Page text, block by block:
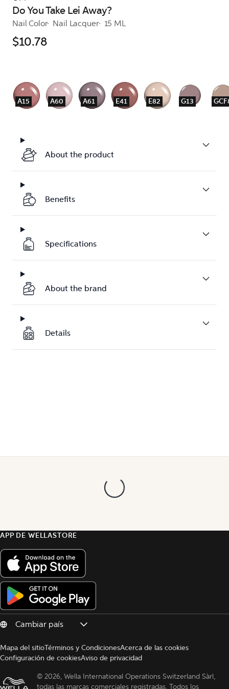
Do You Take Lei Away?
Nail Color Nail Lacquer 15 ML
$10.78
A15 A60 A61 E41 E82 G13
About the product
Benefits
Specifications
About the brand
Details
APP DE WELLASTORE
Mapa del sitioTérminos y CondicionesAcerca de las cookies
Configuración de cookiesAviso de privacidad
© 2026, Wella International Operations Switzerland Sàrl,
todas las marcas comerciales registradas. Todos los